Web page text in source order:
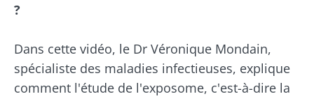
?
Dans cette vidéo, le Dr Véronique Mondain,
spécialiste des maladies infectieuses, explique
comment l'étude de l'exposome, c'est-à-dire la